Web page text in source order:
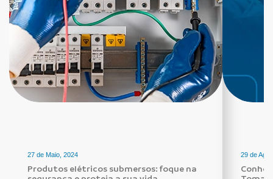
27 de Maio, 2024
Produtos elétricos submersos: foque na
29 de